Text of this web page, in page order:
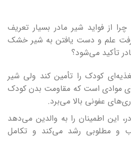
از فواید شیر مادر بسیار تعریف
علم و دست یافتن به شیر خشک
تأکید می‌شود؟
کودک را تأمین کند ولی شیر
موادی است که مقاومت بدن کودک
عفونی بالا می‌برد.
این اطمینان را به والدین می‌دهد
و مطلوبی رشد می‌کند و تکامل